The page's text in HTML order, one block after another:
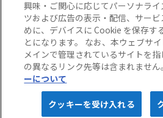
© Nisshin Fire & Marine Insurance
5秒でカンタン！
保険料
興味・ご関心に応じてパーソナラ
ツおよび広告の表示・配信、サー
めに、デバイスに Cookie を保存す
とになります。 なお、本ウェブサ
メインで管理されているサイトを
の異なるリンク先等は含まれません。
ーについて
クッキーを受け入れる